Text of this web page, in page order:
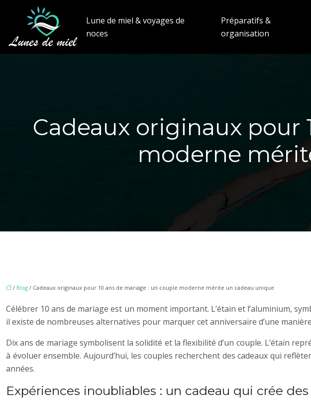
Lune de miel & voyages de
noces
Préparatifs &
organisation
Cadeaux originaux pour
moderne
/ Blog / Cadeaux originaux pour 10 ans de mariage : un couple moderne mérite un cadeau unique
Célébrer 10 ans de mariage est un moment important. L’étain et l’aluminium,
il existe de nombreuses alternatives pour marquer cet anniversaire d’une
Dix ans de mariage symbolisent la solidité et la flexibilité d’un couple. L’étain
à évoluer ensemble. Aujourd’hui, les couples recherchent des cadeaux qui
années.
Expériences inoubliables : un cadeau qui crée